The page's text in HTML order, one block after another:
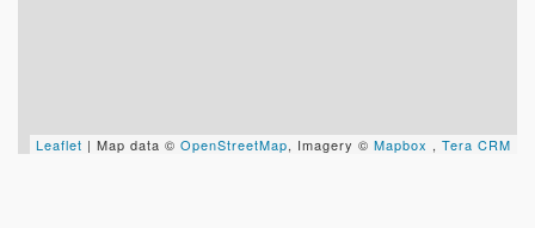
Leaflet | Map data © OpenStreetMap, Imagery © Mapbox , Tera CRM